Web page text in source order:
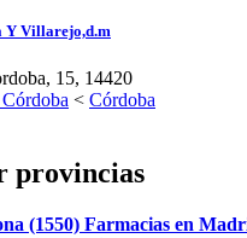
Y Villarejo,d.m
15, 14420
< Córdoba
provincias
(1550) Farmacias en